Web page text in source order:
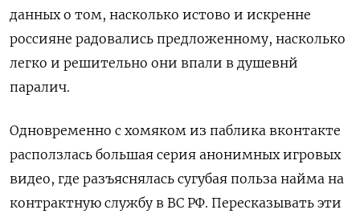
данных о том, насколько истово и искренне
россияне радовались предложенному, насколько
легко и решительно они впали в душевнй
паралич.
Одновременно с хомяком из паблика вконтакте
расползлась большая серия анонимных игровых
видео, где разъяснялась сугубая польза найма на
контрактную службу в ВС РФ. Пересказывать эти